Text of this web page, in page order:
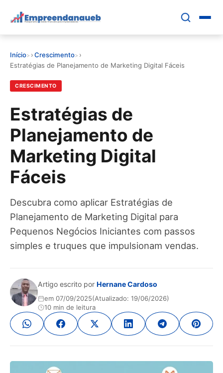
para
principal
EDUCAR E CRESCER
CRESCIMENTO
CONTROLE FINANCEIRO
FERRAMENTAS
GESTÃO FINANCEIRA
Início ›Crescimento
›
Estratégias de Planejamento de Marketing Digital Fáceis
CRESCIMENTO
Estratégias de
Planejamento de
Marketing Digital
Fáceis
Descubra como aplicar Estratégias de
Planejamento de Marketing Digital para
Pequenos Negócios Iniciantes com passos
simples e truques que impulsionam vendas.
Artigo escrito por Hernane Cardoso
em 07/09/2025(Atualizado: 19/06/2026)
10 min de leitura